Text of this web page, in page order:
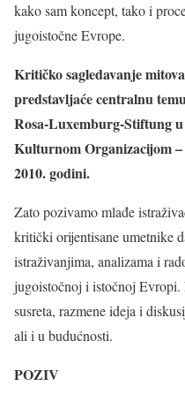
kako sam koncept, tako i
jugoistočne Evrope.
Kritičko sagledavanje
predstavljaće centralnu
Rosa-Luxemburg-Stiftung
Kulturnom Organizacijom
2010. godini.
Zato pozivamo mlađe
kritički orijentisane umetnike
istraživanjima, analizama i
jugoistočnoj i istočnoj Evropi.
susreta, razmene ideja i
ali i u budućnosti.
POZIV